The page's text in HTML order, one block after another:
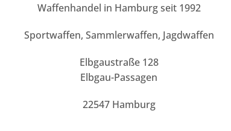
Waffenhandel in Hamburg seit 1992
Sportwaffen, Sammlerwaffen, Jagdwaffen
Elbgaustraße 128
Elbgau-Passagen
22547 Hamburg